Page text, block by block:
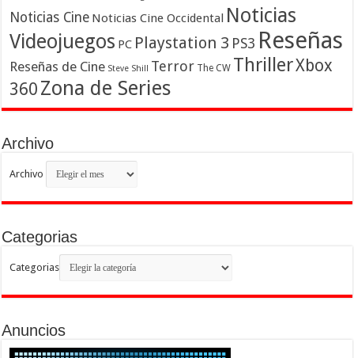
Noticias Cine Noticias Cine Occidental Noticias
Videojuegos PC Playstation 3 PS3 Reseñas
Reseñas de Cine Steve Shill Terror The CW ThrillerXbox
360 Zona de Series
Archivo
Archivo
Categorias
Categorias
Anuncios